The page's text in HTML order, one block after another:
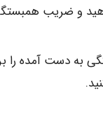
و ضریب
دست آمده را